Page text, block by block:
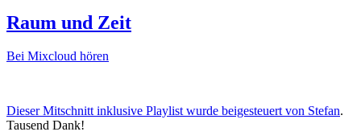
Raum und Zeit
Bei Mixcloud hören
Dieser Mitschnitt inklusive Playlist wurde beigesteuert von Stefan.
Tausend Dank!